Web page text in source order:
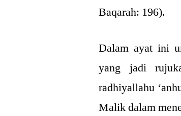
Baqarah: 196).
Dalam ayat ini
yang jadi
radhiyallahu
Malik dalam